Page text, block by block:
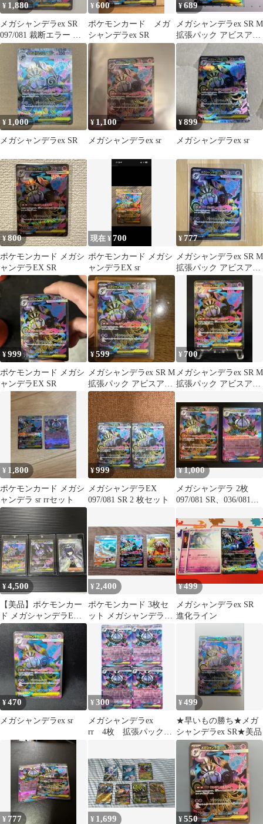
¥ 1,880
メガシャンデラex SR
097/081 裁断エラー ギ
ザギザエラー
¥600
ポケモンカード メガ
シャンデラex SR
¥689
メガシャンデラex SR M
拡張パック アビスアイ
キラ 097/081
¥ 1,000
メガシャンデラex SR
¥ 1,100
メガシャンデラex sr
¥899
メガシャンデラex sr
¥800
ポケモンカード メガシ
ャンデラEX SR
現在 ¥700
ポケモンカード メガシ
ャンデラEX sr
¥777
メガシャンデラex SR M
拡張パック アビスアイ
キラ 097/081
¥999
ポケモンカード メガシ
ャンデラEX SR
¥599
メガシャンデラex SR M
拡張パック アビスアイ
キラ 097/081
¥ 700
メガシャンデラex SR M
拡張パック アビスアイ
¥ 1,800
ポケモンカード メガシ
ャンデラ sr rrセット
¥999
メガシャンデラEX
097/081 SR 2 枚セット
¥1,000
メガシャンデラ 2枚
097/081 SR、036/081
¥4,500
【美品】ポケモンカー
ド メガシャンデラEX
ムク セット
¥2,400
ポケモンカード 3枚セ
ット メガシャンデラex
AZの安らぎ
¥499
メガシャンデラex SR
進化ライン
¥470
メガシャンデラex sr
¥300
メガシャンデラex
rr 4枚 拡張パック
¥499
★早いもの勝ち★メガ
シャンデラex SR★美品
¥ 777 ¥ 1,699 ¥550